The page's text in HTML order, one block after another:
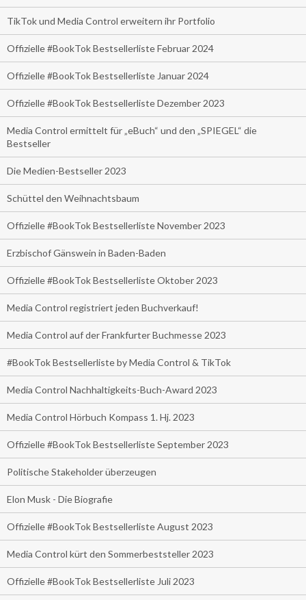
TikTok und Media Control erweitern ihr Portfolio
Offizielle #BookTok Bestsellerliste Februar 2024
Offizielle #BookTok Bestsellerliste Januar 2024
Offizielle #BookTok Bestsellerliste Dezember 2023
Media Control ermittelt für „eBuch“ und den „SPIEGEL“ die
Bestseller
Die Medien-Bestseller 2023
Schüttel den Weihnachtsbaum
Offizielle #BookTok Bestsellerliste November 2023
Erzbischof Gänswein in Baden-Baden
Offizielle #BookTok Bestsellerliste Oktober 2023
Media Control registriert jeden Buchverkauf!
Media Control auf der Frankfurter Buchmesse 2023
#BookTok Bestsellerliste by Media Control & TikTok
Media Control Nachhaltigkeits-Buch-Award 2023
Media Control Hörbuch Kompass 1. Hj. 2023
Offizielle #BookTok Bestsellerliste September 2023
Politische Stakeholder überzeugen
Elon Musk - Die Biografie
Offizielle #BookTok Bestsellerliste August 2023
Media Control kürt den Sommerbeststeller 2023
Offizielle #BookTok Bestsellerliste Juli 2023